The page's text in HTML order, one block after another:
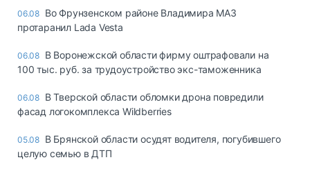
06.08 Во Фрунзенском районе Владимира МАЗ
протаранил Lada Vesta
06.08 В Воронежской области фирму оштрафовали на
100 тыс. руб. за трудоустройство экс-таможенника
06.08 В Тверской области обломки дрона повредили
фасад логокомплекса Wildberries
05.08 В Брянской области осудят водителя, погубившего
целую семью в ДТП